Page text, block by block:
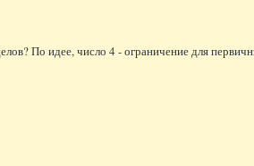
По идее, число 4 - ограничение для